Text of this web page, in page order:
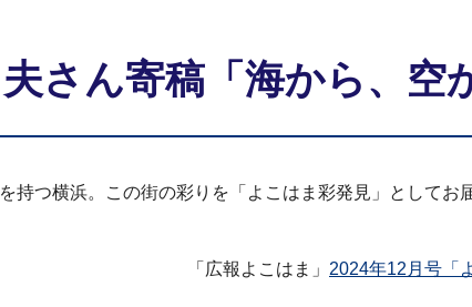
さん寄稿「海から、空
つ横浜。この街の彩りを「よこはま彩発見」としてお
「広報よこはま」 2024年12月号「